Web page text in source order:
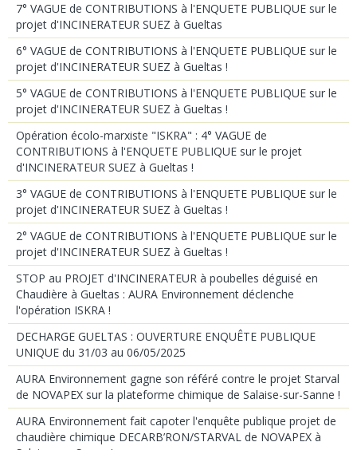
7° VAGUE de CONTRIBUTIONS à l'ENQUETE PUBLIQUE sur le
projet d'INCINERATEUR SUEZ à Gueltas
6° VAGUE de CONTRIBUTIONS à l'ENQUETE PUBLIQUE sur le
projet d'INCINERATEUR SUEZ à Gueltas !
5° VAGUE de CONTRIBUTIONS à l'ENQUETE PUBLIQUE sur le
projet d'INCINERATEUR SUEZ à Gueltas !
Opération écolo-marxiste "ISKRA" : 4° VAGUE de
CONTRIBUTIONS à l'ENQUETE PUBLIQUE sur le projet
d'INCINERATEUR SUEZ à Gueltas !
3° VAGUE de CONTRIBUTIONS à l'ENQUETE PUBLIQUE sur le
projet d'INCINERATEUR SUEZ à Gueltas !
2° VAGUE de CONTRIBUTIONS à l'ENQUETE PUBLIQUE sur le
projet d'INCINERATEUR SUEZ à Gueltas !
STOP au PROJET d'INCINERATEUR à poubelles déguisé en
Chaudière à Gueltas : AURA Environnement déclenche
l'opération ISKRA !
DECHARGE GUELTAS : OUVERTURE ENQUÊTE PUBLIQUE
UNIQUE du 31/03 au 06/05/2025
AURA Environnement gagne son référé contre le projet Starval
de NOVAPEX sur la plateforme chimique de Salaise-sur-Sanne !
AURA Environnement fait capoter l'enquête publique projet de
chaudière chimique DECARB’RON/STARVAL de NOVAPEX à